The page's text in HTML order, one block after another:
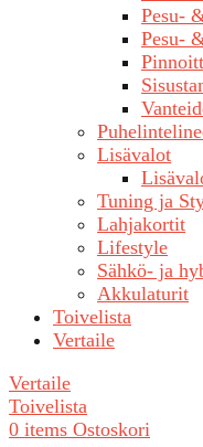
Pesu-
Pesu-
Lisävalot
Tuning ja
Lahjakortit
Lifestyle
Sähkö- ja
Akkulaturit
Toivelista
Vertaile
Vertaile
Toivelista
0 items Ostoskori